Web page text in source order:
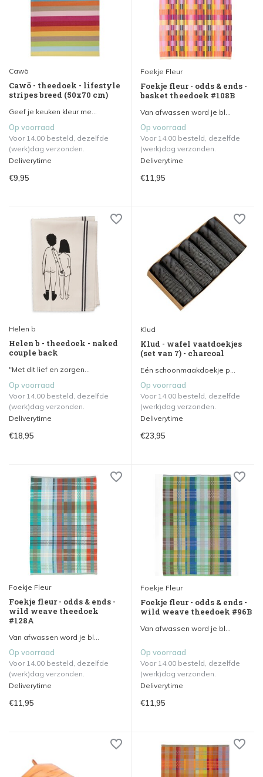
Cawö
Cawö - theedoek - lifestyle
stripes breed (50x70 cm)
Geef je keuken kleur me...
Op voorraad
Voor 14.00 besteld, dezelfde
(werk)dag verzonden.
Deliverytime
€9,95
Foekje Fleur
Foekje fleur - odds & ends -
basket theedoek #108B
Van afwassen word je bl...
Op voorraad
Voor 14.00 besteld, dezelfde
(werk)dag verzonden.
Deliverytime
€11,95
Helen b
Helen b - theedoek - naked
couple back
"Met dit lief en zorgen...
Op voorraad
Voor 14.00 besteld, dezelfde
(werk)dag verzonden.
Deliverytime
€18,95
Klud
Klud - wafel vaatdoekjes
(set van 7) - charcoal
Eén schoonmaakdoekje p...
Op voorraad
Voor 14.00 besteld, dezelfde
(werk)dag verzonden.
Deliverytime
€23,95
Foekje Fleur
Foekje fleur - odds & ends -
wild weave theedoek
#128A
Van afwassen word je bl...
Op voorraad
Voor 14.00 besteld, dezelfde
(werk)dag verzonden.
Deliverytime
€11,95
Foekje Fleur
Foekje fleur - odds & ends -
wild weave theedoek #96B
Van afwassen word je bl...
Op voorraad
Voor 14.00 besteld, dezelfde
(werk)dag verzonden.
Deliverytime
€11,95